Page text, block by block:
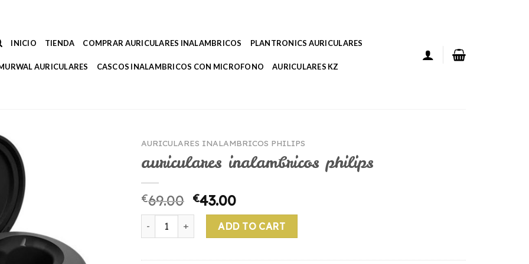
INICIO TIENDA COMPRAR AURICULARES INALAMBRICOS PLANTRONICS AURICULARES
AURICULARES CASCOS INALAMBRICOS CON MICROFONO AURICULARES KZ
AURICULARES INALAMBRICOS PHILIPS
auriculares inalambricos philips
€69.00 €43.00
auriculares inalambricos philips quantity
ADD TO CART